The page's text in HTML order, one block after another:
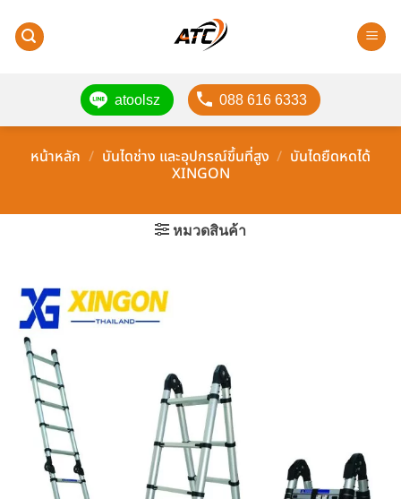
atoolsz
088 616 6333
หน้าหลัก / บันไดช่าง และอุปกรณ์ขึ้นที่สูง / บันไดยืดหดได้
XINGON
หมวดสินค้า